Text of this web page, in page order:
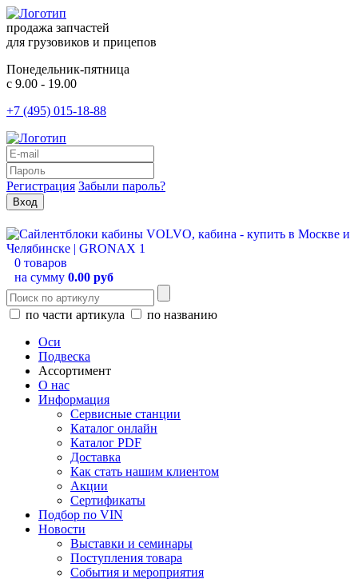
продажа запчастей
для грузовиков и прицепов
Понедельник-пятница
с 9.00 - 19.00
+7 (495) 015-18-88
Регистрация Забыли пароль?
0 товаров
на сумму 0.00 руб
по части артикула
по названию
Оси
Подвеска
Ассортимент
О нас
Информация
Сервисные станции
Каталог онлайн
Каталог PDF
Доставка
Как стать нашим клиентом
Акции
Сертификаты
Подбор по VIN
Новости
Выставки и семинары
Поступления товара
События и мероприятия